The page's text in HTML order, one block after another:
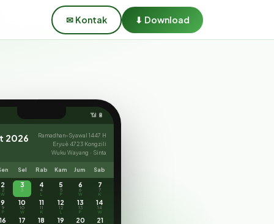
✉ Kontak ⬇ Download
📶 🔋
Eryuè 4723 Kongzili
Wuku Wayang · Sinta
2
2
W
3
3
K
4
4
L
5
5
P
6
6
W
7
7
K
9
9
P
10
10
W
11
11
K
12
12
L
13
13
P
14
14
W
16
16
L
17
17
P
18
18
W
19
19
K
20
20
L
21
21
P